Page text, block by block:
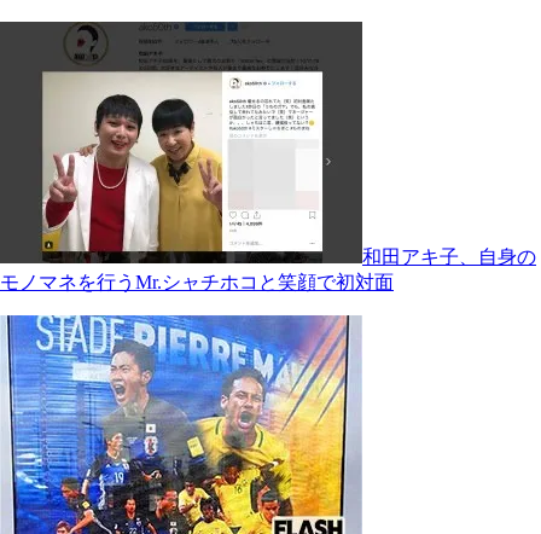
和田アキ子、自身の
モノマネを行うMr.シャチホコと笑顔で初対面